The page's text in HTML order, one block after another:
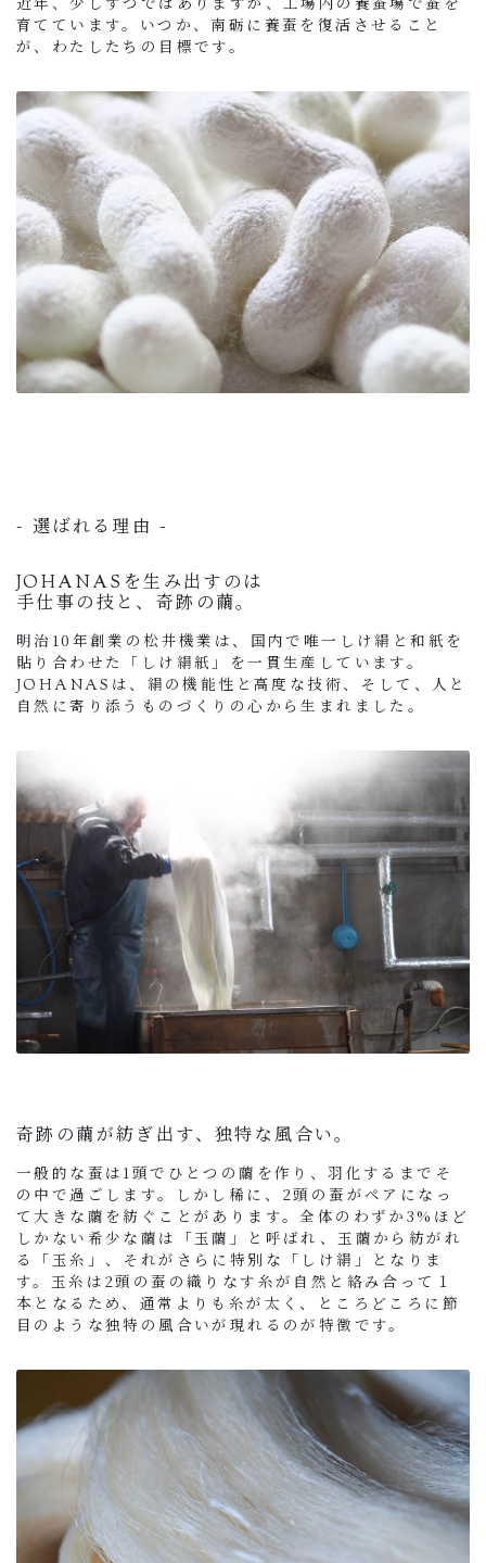
育てています。いつか、南砺に養蚕を復活させること
が、わたしたちの目標です。
- 選ばれる理由 -
JOHANASを生み出すのは
手仕事の技と、奇跡の繭。
明治10年創業の松井機業は、国内で唯一しけ絹と和紙を
貼り合わせた「しけ絹紙」を一貫生産しています。
JOHANASは、絹の機能性と高度な技術、そして、人と
自然に寄り添うものづくりの心から生まれました。
奇跡の繭が紡ぎ出す、独特な風合い。
一般的な蚕は1頭でひとつの繭を作り、羽化するまでそ
の中で過ごします。しかし稀に、2頭の蚕がペアになっ
て大きな繭を紡ぐことがあります。全体のわずか3%ほど
しかない希少な繭は「玉繭」と呼ばれ、玉繭から紡がれ
る「玉糸」、それがさらに特別な「しけ絹」となりま
す。玉糸は2頭の蚕の織りなす糸が自然と絡み合って１
本となるため、通常よりも糸が太く、ところどころに節
目のような独特の風合いが現れるのが特徴です。